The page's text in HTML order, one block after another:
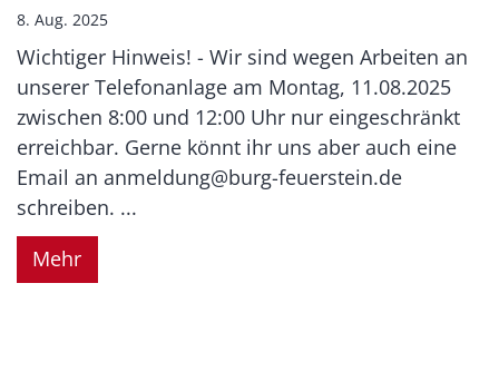
8. Aug. 2025
Wichtiger Hinweis! - Wir sind wegen Arbeiten an
unserer Telefonanlage am Montag, 11.08.2025
zwischen 8:00 und 12:00 Uhr nur eingeschränkt
erreichbar. Gerne könnt ihr uns aber auch eine
Email an anmeldung@burg-feuerstein.de
schreiben. ...
Mehr